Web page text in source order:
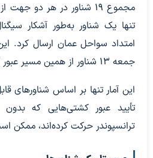
مجموع ۱۹ شناور در هر دو
تنها یک شناور به‌طور آشکار
امتداد سواحل عمان ارسال کرد.
جمعه ۱۳ شناور از همین مسیر عبور کرده بودند.
این آمار تنها بر اساس شناورهای
تأیید عبور کشتی‌هایی که
ترانسپوندر حرکت کرده‌اند، ممکن